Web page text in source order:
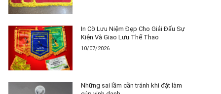
In Cờ Lưu Niệm Đẹp Cho Giải Đấu Sự
Kiện Và Giao Lưu Thể Thao
10/07/2026
Những sai lầm cần tránh khi đặt làm